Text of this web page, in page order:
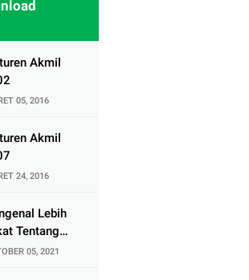
Akmil
05, 2016
Akmil
24, 2016
Lebih
Tentang
Elite
05, 2021